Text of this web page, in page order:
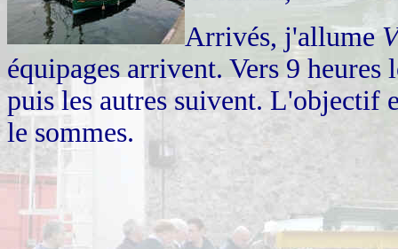
Arrivés, j'allume
équipages arrivent. Vers 9
puis les autres suivent. L'objectif
le sommes.